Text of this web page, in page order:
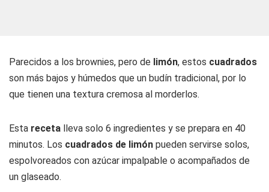
Parecidos a los brownies, pero de limón, estos cuadrados
son más bajos y húmedos que un budín tradicional, por lo
que tienen una textura cremosa al morderlos.
Esta receta lleva solo 6 ingredientes y se prepara en 40
minutos. Los cuadrados de limón pueden servirse solos,
espolvoreados con azúcar impalpable o acompañados de
un glaseado.